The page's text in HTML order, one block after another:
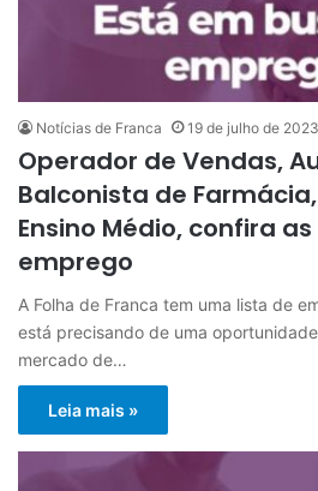
Notícias de Franca 19 de julho de 2023
Operador de Vendas,
Balconista de
Ensino Médio, confira
emprego
A Folha de Franca tem uma lista de
está precisando de uma
mercado de…
Leia mais »